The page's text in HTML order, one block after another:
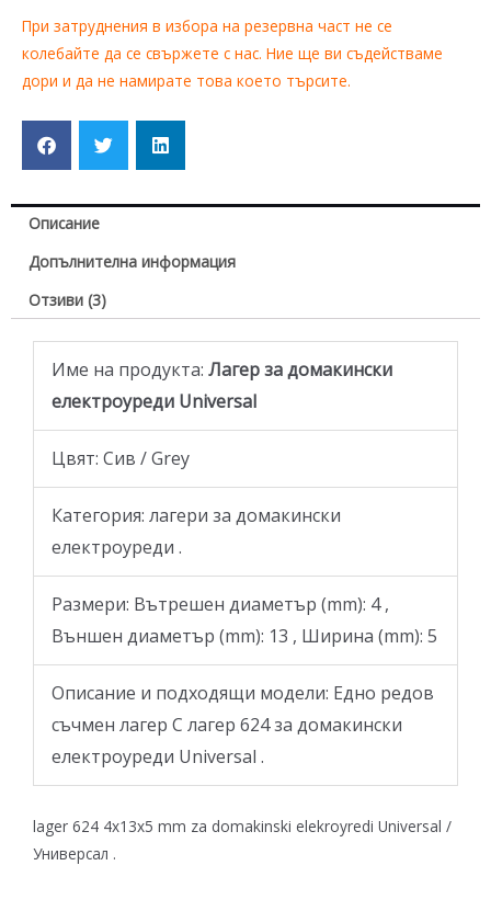
При затруднения в избора на резервна част не се
колебайте да се свържете с нас. Ние ще ви съдействаме
дори и да не намирате това което търсите.
Описание
Допълнителна информация
Отзиви (3)
Име на продукта: Лагер за домакински
електроуреди Universal
Цвят: Сив / Grey
Категория: лагери за домакински
електроуреди .
Размери: Вътрешен диаметър (mm): 4 ,
Външен диаметър (mm): 13 , Ширина (mm): 5
Описание и подходящи модели: Едно редов
съчмен лагер С лагер 624 за домакински
електроуреди Universal .
lager 624 4x13x5 mm za domakinski elekroyredi Universal /
Универсал .